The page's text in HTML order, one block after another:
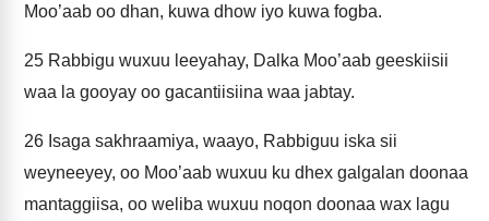
Moo’aab oo dhan, kuwa dhow iyo kuwa fogba.
25 Rabbigu wuxuu leeyahay, Dalka Moo’aab geeskiisii
waa la gooyay oo gacantiisiina waa jabtay.
26 Isaga sakhraamiya, waayo, Rabbiguu iska sii
weyneeyey, oo Moo’aab wuxuu ku dhex galgalan doonaa
mantaggiisa, oo weliba wuxuu noqon doonaa wax lagu